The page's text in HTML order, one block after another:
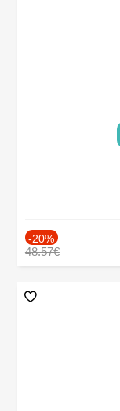
-20%
48.57€